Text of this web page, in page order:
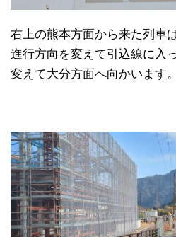
右上の熊本方面から来た列車
進行方向を変えて引込線に入
変えて大分方面へ向かいます。